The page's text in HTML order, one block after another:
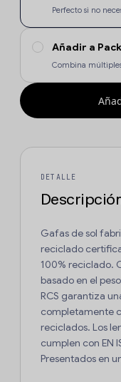
Perfecto si no
Añadir a Pack
Combina
DETALLE
Gafas de sol
reciclado
100% reciclado.
basado en el
RCS garantiza
completamente
reciclados. Los
cumplen con EN
Presentados en